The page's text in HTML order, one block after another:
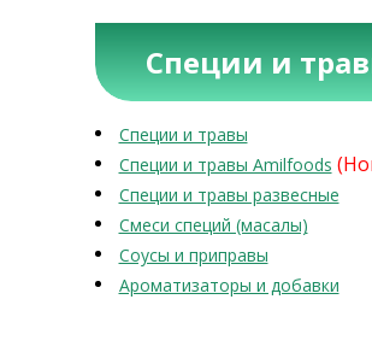
Специи и
Специи и травы
Специи и травы Amilfoods
Специи и травы развесные
Смеси специй (масалы)
Соусы и приправы
Ароматизаторы и добавки